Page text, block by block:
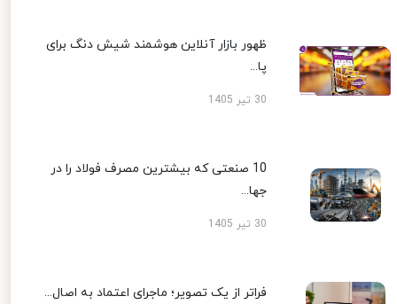
ظهور بازار آنلاین هوشمند شیش دنگ برای
پا...
30 تیر 1405
10 صنعتی که بیشترین مصرف فولاد را در
جها...
30 تیر 1405
فراتر از یک تصویر؛ ماجرای اعتماد به اصال...